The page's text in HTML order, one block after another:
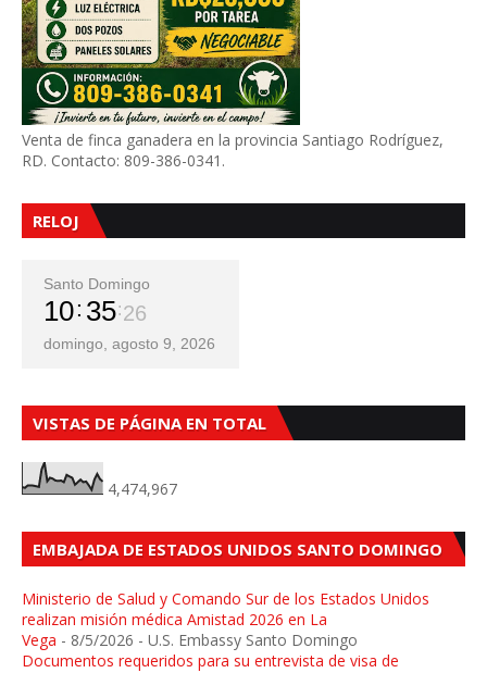
Venta de finca ganadera en la provincia Santiago Rodríguez,
RD. Contacto: 809-386-0341.
RELOJ
Santo Domingo
10 35 27
domingo, agosto 9, 2026
VISTAS DE PÁGINA EN TOTAL
4,474,967
EMBAJADA DE ESTADOS UNIDOS SANTO DOMINGO
Ministerio de Salud y Comando Sur de los Estados Unidos
realizan misión médica Amistad 2026 en La
Vega - 8/5/2026 - U.S. Embassy Santo Domingo
Documentos requeridos para su entrevista de visa de